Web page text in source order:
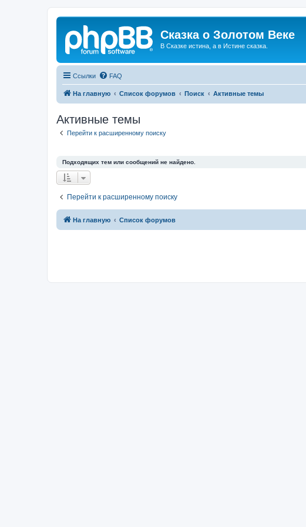
Сказка о Золотом Веке
В Сказке истина, а в Истине сказка.
Ссылки FAQ
На главную Список форумов Поиск Активные темы
Активные темы
Перейти к расширенному поиску
Подходящих тем или сообщений не найдено.
Перейти к расширенному поиску
На главную Список форумов